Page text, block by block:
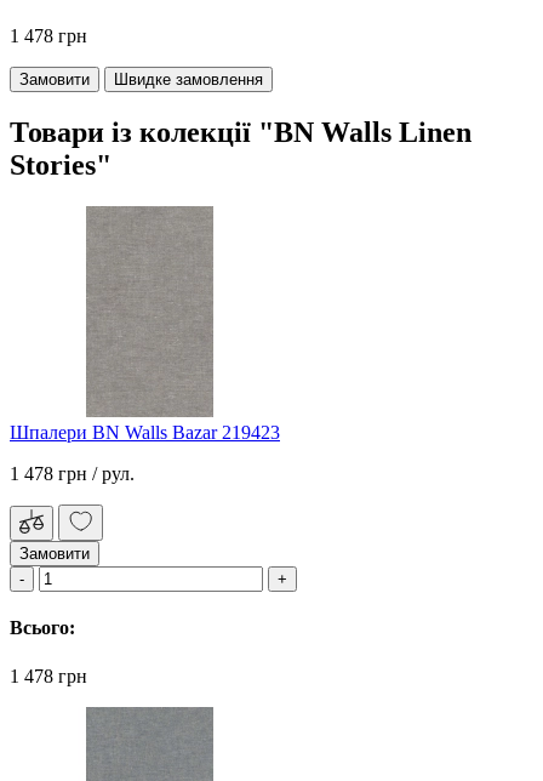
1 478 грн
Замовити Швидке замовлення
Товари із колекції "BN Walls Linen
Stories"
Шпалери BN Walls Bazar 219423
1 478 грн / рул.
Замовити
Всього:
1 478 грн